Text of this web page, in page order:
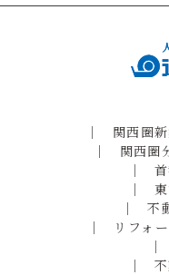
関西圏
関西圏
不
リフォ